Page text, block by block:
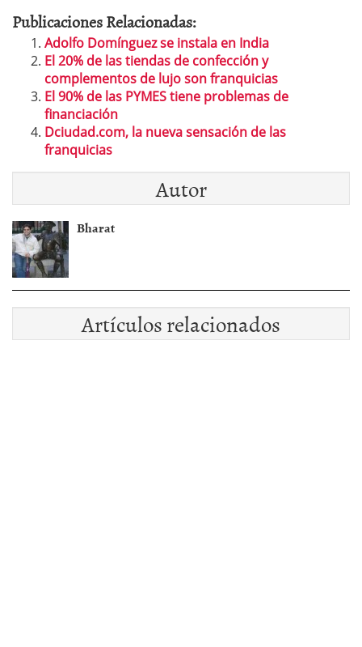
Publicaciones Relacionadas:
Adolfo Domínguez se instala en India
El 20% de las tiendas de confección y
complementos de lujo son franquicias
El 90% de las PYMES tiene problemas de
financiación
Dciudad.com, la nueva sensación de las
franquicias
Autor
Bharat
Artículos relacionados